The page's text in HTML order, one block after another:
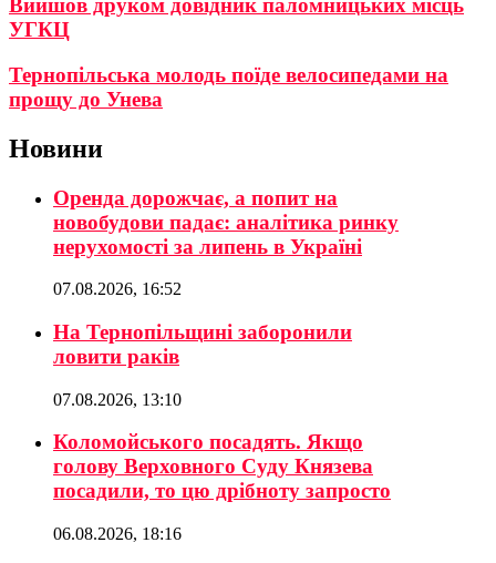
Вийшов друком довідник паломницьких місць
УГКЦ
Тернопільська молодь поїде велосипедами на
прощу до Унева
Новини
Оренда дорожчає, а попит на
новобудови падає: аналітика ринку
нерухомості за липень в Україні
07.08.2026, 16:52
На Тернопільщині заборонили
ловити раків
07.08.2026, 13:10
Коломойського посадять. Якщо
голову Верховного Суду Князева
посадили, то цю дрібноту запросто
06.08.2026, 18:16